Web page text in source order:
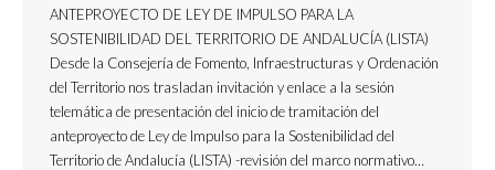
ANTEPROYECTO DE LEY DE IMPULSO PARA LA
SOSTENIBILIDAD DEL TERRITORIO DE ANDALUCÍA (LISTA)
Desde la Consejería de Fomento, Infraestructuras y Ordenación
del Territorio nos trasladan invitación y enlace a la sesión
telemática de presentación del inicio de tramitación del
anteproyecto de Ley de Impulso para la Sostenibilidad del
Territorio de Andalucía (LISTA) -revisión del marco normativo…